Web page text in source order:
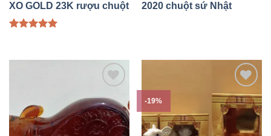
XO GOLD 23K rượu chuột
đông hồ 2020
2020 chuột sứ Nhật
-19%